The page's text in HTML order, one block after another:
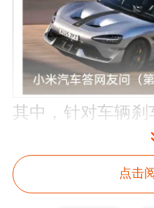
其中，针对车辆
汽车提及近期雨
创始人、董事长
称，近期全国各
点击